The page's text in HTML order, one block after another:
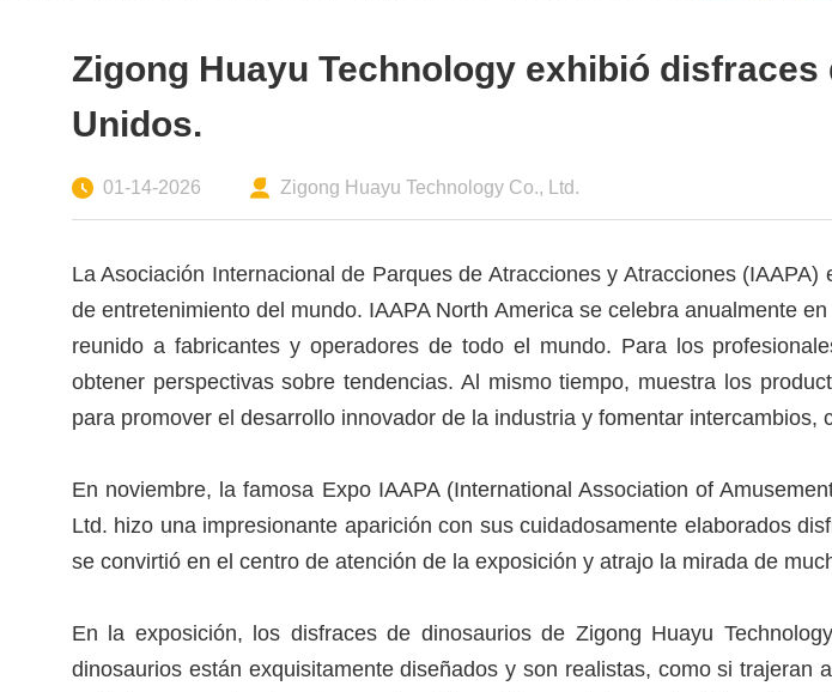
Zigong Huayu Technology exhibió
Unidos.
01-14-2026 Zigong Huayu Technology Co., Ltd.
La Asociación Internacional de Parques de Atracciones y Atracciones
de entretenimiento del mundo. IAAPA North America se celebra anualmente
reunido a fabricantes y operadores de todo el mundo. Para los
obtener perspectivas sobre tendencias. Al mismo tiempo, muestra los
para promover el desarrollo innovador de la industria y fomentar
En noviembre, la famosa Expo IAAPA (International Association of
Ltd. hizo una impresionante aparición con sus cuidadosamente elaborados
se convirtió en el centro de atención de la exposición y atrajo la mirada de
En la exposición, los disfraces de dinosaurios de Zigong Huayu
dinosaurios están exquisitamente diseñados y son realistas, como si